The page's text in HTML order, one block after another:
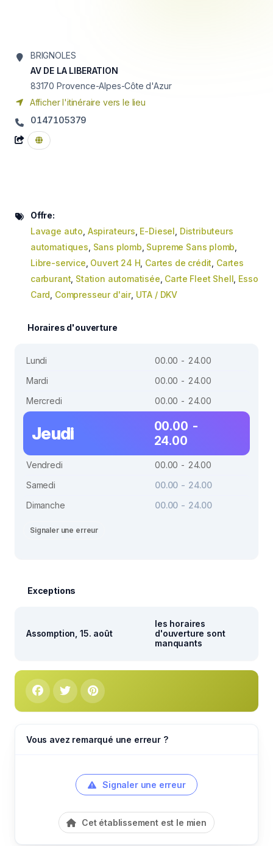
BRIGNOLES
AV DE LA LIBERATION
83170 Provence-Alpes-Côte d'Azur
Afficher l'itinéraire vers le lieu
0147105379
Offre:
Lavage auto Aspirateurs E-Diesel Distributeurs
automatiques Sans plomb Supreme Sans plomb
Libre-service Ouvert 24 H Cartes de crédit Cartes
carburant Station automatisée Carte Fleet Shell Esso
Card Compresseur d'air, UTA / DKV
Horaires d'ouverture
Lundi
00.00 - 24.00
Mardi
00.00 - 24.00
Mercredi
00.00 - 24.00
Jeudi
00.00 -
24.00
Vendredi
00.00 - 24.00
Samedi
00.00 - 24.00
Dimanche
00.00 - 24.00
Signaler une erreur
Exceptions
Assomption, 15. août
les horaires
d'ouverture sont
manquants
Vous avez remarqué une erreur ?
Signaler une erreur
Cet établissement est le mien